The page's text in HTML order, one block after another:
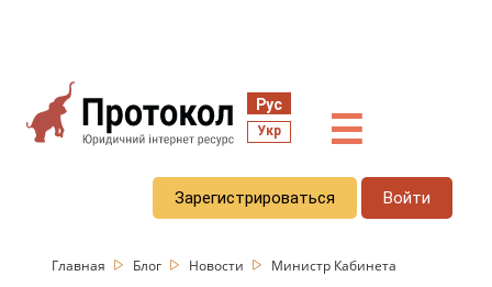
Рус
Укр ☰
Зарегистрироваться Войти
Главная Блог Новости
Министр Кабинета